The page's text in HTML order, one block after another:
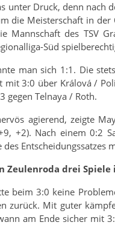
unter Druck, denn nach
die Meisterschaft in
Mannschaft des TSV
Süd
man sich 1:1. Die
mit 3:0 über Králová /
gegen Telnaya / Roth.
agierend, zeigte
+2). Nach einem 0:2
Entscheidungssatzes
Zeulenroda drei Spiele
beim 3:0 keine
zurück. Mit guter
am Ende sicher mit